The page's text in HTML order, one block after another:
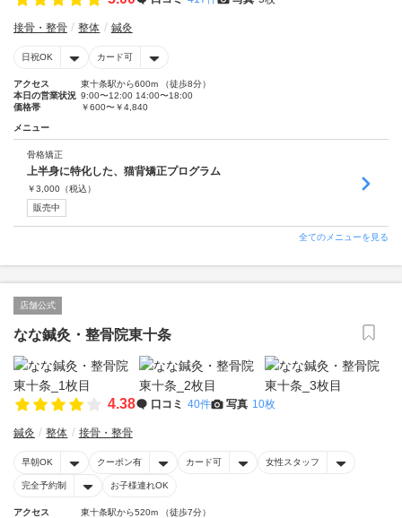
接骨・整骨 整体 鍼灸
日祝OK カード可
アクセス
東十条駅から600m （徒歩8分）
本日の営業状況 9:00〜12:00 14:00〜18:00
価格帯
￥600〜￥4,840
メニュー
骨格矯正
上半身に特化した、猫背矯正プログラム
￥3,000 （税込）
販売中
全てのメニューを見る
店舗公式
なな鍼灸・整骨院東十条
4.38 口コミ 40件 写真 10枚
鍼灸 整体 接骨・整骨
早朝OK クーポン有 カード可 女性スタッフ
完全予約制 お子様連れOK
アクセス
東十条駅から520m （徒歩7分）